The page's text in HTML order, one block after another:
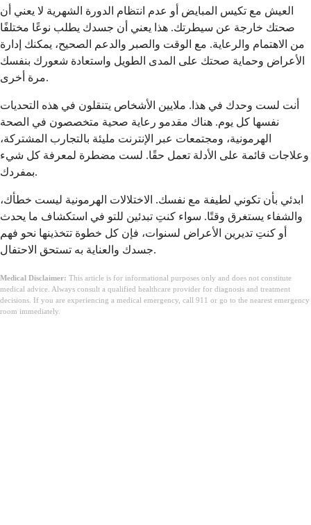
العيش مع تكيس المبايض أو عدم انتظام الدورة الشهرية لا يعني أن
صحتك خارجة عن سيطرتك. هذا يعني أن جسدك يطلب نوعًا مختلفًا
من الاهتمام والرعاية. مع الوقت والصبر والدعم الصحيح، يمكنك إدارة
الأعراض وحماية صحتك على المدى الطويل واستعادة شعورك بنفسك
مرة أخرى.
أنت لست وحدك في هذا. ملايين الأشخاص يتنقلون في هذه التحديات
نفسها كل يوم. هناك مقدمو رعاية صحية متخصصون في الصحة
الهرمونية، ومجتمعات عبر الإنترنت مليئة بالتجارب المشتركة،
وعلاجات قائمة على الأدلة تعمل حقًا. لست مضطرة لمعرفة كل شيء
بمفردك.
ابدئي بأن تكوني لطيفة مع نفسك. الاختلالات الهرمونية ليست خطأك،
والشفاء يستغرق وقتًا. سواء كنتِ تبدئين للتو في استكشاف ما يحدث
أو كنتِ تديرين الأعراض لسنوات، فإن كل خطوة تتخذينها نحو فهم
جسدك والعناية به تستحق الاحتفال.
Medical Disclaimer: This article is for informational purposes only and does not constitute
medical advice. Always consult a qualified healthcare provider for diagnosis and treatment
decisions. If you are experiencing a medical emergency, call 911 or go to the nearest emergency
room immediately.